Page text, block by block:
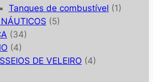
Tanques de combustível (1)
(5)
(34)
(4)
DE VELEIRO (4)